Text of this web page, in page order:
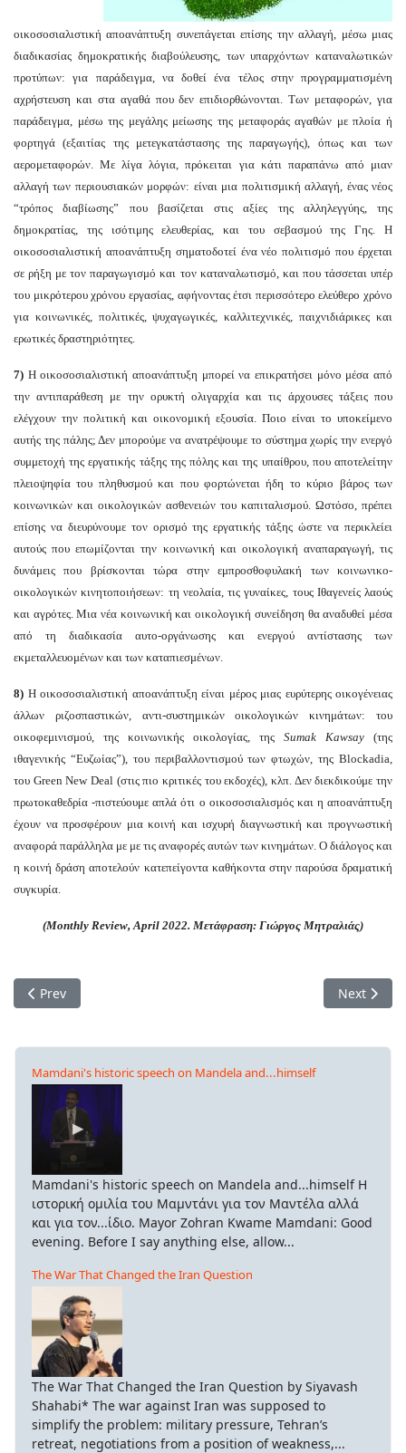
οικοσοσιαλιστική αποανάπτυξη συνεπάγεται επίσης την αλλαγή, μέσω μιας
διαδικασίας δημοκρατικής διαβούλευσης, των υπαρχόντων καταναλωτικών
προτύπων: για παράδειγμα, να δοθεί ένα τέλος στην προγραμματισμένη
αχρήστευση και στα αγαθά που δεν επιδιορθώνονται. Των μεταφορών, για
παράδειγμα, μέσω της μεγάλης μείωσης της μεταφοράς αγαθών με πλοία ή
φορτηγά (εξαιτίας της μετεγκατάστασης της παραγωγής), όπως και των
αερομεταφορών. Με λίγα λόγια, πρόκειται για κάτι παραπάνω από μιαν
αλλαγή των περιουσιακών μορφών: είναι μια πολιτισμική αλλαγή, ένας νέος
“τρόπος διαβίωσης” που βασίζεται στις αξίες της αλληλεγγύης, της
δημοκρατίας, της ισότιμης ελευθερίας, και του σεβασμού της Γης. Η
οικοσοσιαλιστική αποανάπτυξη σηματοδοτεί ένα νέο πολιτισμό που έρχεται
σε ρήξη με τον παραγωγισμό και τον καταναλωτισμό, και που τάσσεται υπέρ
του μικρότερου χρόνου εργασίας, αφήνοντας έτσι περισσότερο ελεύθερο χρόνο
για κοινωνικές, πολιτικές, ψυχαγωγικές, καλλιτεχνικές, παιχνιδιάρικες και
ερωτικές δραστηριότητες.
7) Η οικοσοσιαλιστική αποανάπτυξη μπορεί να επικρατήσει μόνο μέσα από
την αντιπαράθεση με την ορυκτή ολιγαρχία και τις άρχουσες τάξεις που
ελέγχουν την πολιτική και οικονομική εξουσία. Ποιο είναι το υποκείμενο
αυτής της πάλης; Δεν μπορούμε να ανατρέψουμε το σύστημα χωρίς την ενεργό
συμμετοχή της εργατικής τάξης της πόλης και της υπαίθρου, που αποτελείτην
πλειοψηφία του πληθυσμού και που φορτώνεται ήδη το κύριο βάρος των
κοινωνικών και οικολογικών ασθενειών του καπιταλισμού. Ωστόσο, πρέπει
επίσης να διευρύνουμε τον ορισμό της εργατικής τάξης ώστε να περικλείει
αυτούς που επωμίζονται την κοινωνική και οικολογική αναπαραγωγή, τις
δυνάμεις που βρίσκονται τώρα στην εμπροσθοφυλακή των κοινωνικο-
οικολογικών κινητοποιήσεων: τη νεολαία, τις γυναίκες, τους Ιθαγενείς λαούς
και αγρότες. Μια νέα κοινωνική και οικολογική συνείδηση θα αναδυθεί μέσα
από τη διαδικασία αυτο-οργάνωσης και ενεργού αντίστασης των
εκμεταλλευομένων και των καταπιεσμένων.
8) Η οικοσοσιαλιστική αποανάπτυξη είναι μέρος μιας ευρύτερης οικογένειας
άλλων ριζοσπαστικών, αντι-συστημικών οικολογικών κινημάτων: του
οικοφεμινισμού, της κοινωνικής οικολογίας, της Sumak Kawsay (της
ιθαγενικής “Ευζωίας”), του περιβαλλοντισμού των φτωχών, της Blockadia,
του Green New Deal (στις πιο κριτικές του εκδοχές), κλπ. Δεν διεκδικούμε την
πρωτοκαθεδρία -πιστεύουμε απλά ότι ο οικοσοσιαλισμός και η αποανάπτυξη
έχουν να προσφέρουν μια κοινή και ισχυρή διαγνωστική και προγνωστική
αναφορά παράλληλα με με τις αναφορές αυτών των κινημάτων. Ο διάλογος και
η κοινή δράση αποτελούν κατεπείγοντα καθήκοντα στην παρούσα δραματική
συγκυρία.
(Monthly Review, April 2022. Μετάφραση: Γιώργος Μητραλιάς)
Previous article: Η πουτινίζουσα αριστερά, οι τερατολογίες
Prev Next
Next
Mamdani's historic speech on Mandela and...himself
Mamdani's historic speech on Mandela and...himself Η
ιστορική ομιλία του Μαμντάνι για τον Μαντέλα αλλά
και για τον...ίδιο. Mayor Zohran Kwame Mamdani: Good
evening. Before I say anything else, allow...
The War That Changed the Iran Question
The War That Changed the Iran Question by Siyavash
Shahabi* The war against Iran was supposed to
simplify the problem: military pressure, Tehran’s
retreat, negotiations from a position of weakness,...